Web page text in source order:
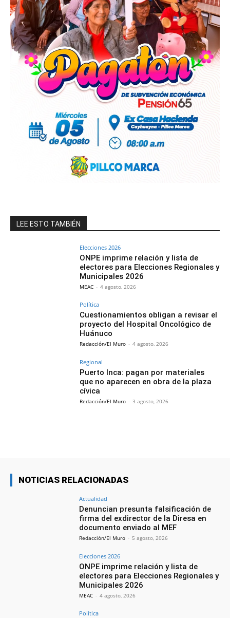
LEE ESTO TAMBIÉN
Elecciones 2026
ONPE imprime relación y lista de
electores para Elecciones Regionales y
Municipales 2026
MEAC - 4 agosto, 2026
Política
Cuestionamientos obligan a revisar el
proyecto del Hospital Oncológico de
Huánuco
Redacción/El Muro - 4 agosto, 2026
Regional
Puerto Inca: pagan por materiales
que no aparecen en obra de la plaza
cívica
Redacción/El Muro - 3 agosto, 2026
NOTICIAS RELACIONADAS
Actualidad
Denuncian presunta falsificación de
firma del exdirector de la Diresa en
documento enviado al MEF
Redacción/El Muro - 5 agosto, 2026
Elecciones 2026
ONPE imprime relación y lista de
electores para Elecciones Regionales y
Municipales 2026
MEAC - 4 agosto, 2026
Política